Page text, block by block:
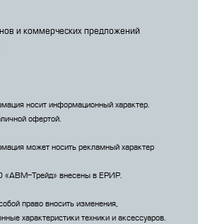
и коммерческих предложений
носит информационный характер.
офертой.
может носить рекламный характер
«АВМ-Трейд» внесены в ЕРИР.
право вносить изменения,
характеристики техники и аксессуаров.